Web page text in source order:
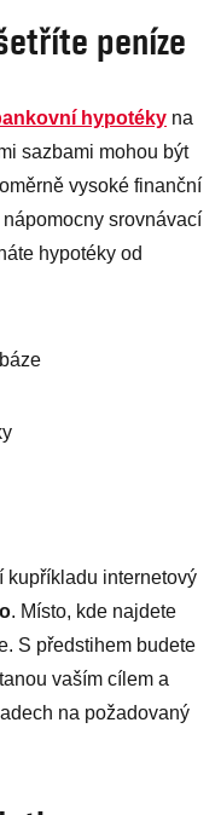
peníze
hypotéky na
sazbami mohou být
vysoké finanční
srovnávací
hypotéky od
kupříkladu internetový
. Místo, kde najdete
S předstihem budete
vaším cílem a
na požadovaný